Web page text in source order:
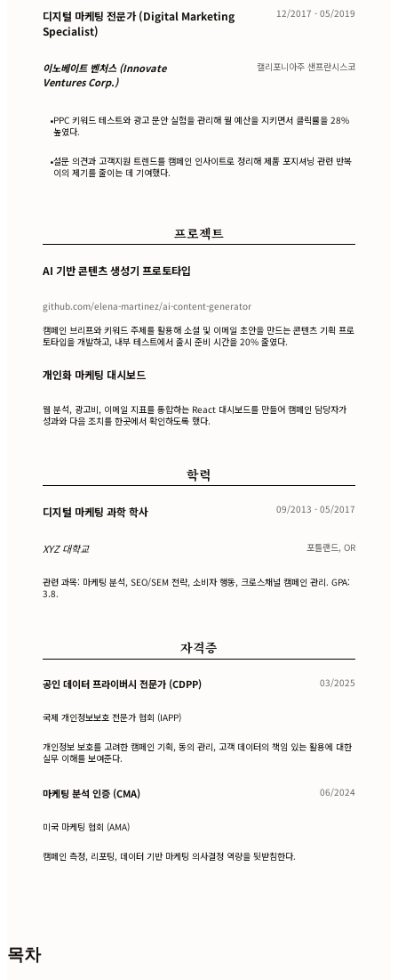
디지털 마케팅 전문가 (Digital Marketing
Specialist)
12/2017 - 05/2019
이노베이트 벤처스 (Innovate
Ventures Corp.)
캘리포니아주 샌프란시스코
•PPC 키워드 테스트와 광고 문안 실험을 관리해 월 예산을 지키면서 클릭률을 28%
높였다.
•설문 의견과 고객지원 트렌드를 캠페인 인사이트로 정리해 제품 포지셔닝 관련 반복
이의 제기를 줄이는 데 기여했다.
프로젝트
AI 기반 콘텐츠 생성기 프로토타입
github.com/elena-martinez/ai-content-generator
캠페인 브리프와 키워드 주제를 활용해 소셜 및 이메일 초안을 만드는 콘텐츠 기획 프로
토타입을 개발하고, 내부 테스트에서 출시 준비 시간을 20% 줄였다.
개인화 마케팅 대시보드
웹 분석, 광고비, 이메일 지표를 통합하는 React 대시보드를 만들어 캠페인 담당자가
성과와 다음 조치를 한곳에서 확인하도록 했다.
학력
디지털 마케팅 과학 학사 09/2013 - 05/2017
XYZ 대학교 포틀랜드, OR
관련 과목: 마케팅 분석, SEO/SEM 전략, 소비자 행동, 크로스채널 캠페인 관리. GPA:
3.8.
자격증
공인 데이터 프라이버시 전문가 (CDPP) 03/2025
국제 개인정보보호 전문가 협회 (IAPP)
개인정보 보호를 고려한 캠페인 기획, 동의 관리, 고객 데이터의 책임 있는 활용에 대한
실무 이해를 보여준다.
마케팅 분석 인증 (CMA) 06/2024
미국 마케팅 협회 (AMA)
캠페인 측정, 리포팅, 데이터 기반 마케팅 의사결정 역량을 뒷받침한다.
목차